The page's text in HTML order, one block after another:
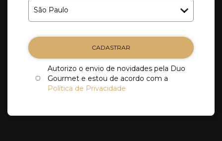
CADASTRAR
Autorizo o envio de novidades pela Duo
Gourmet e estou de acordo com a
Política de Privacidade